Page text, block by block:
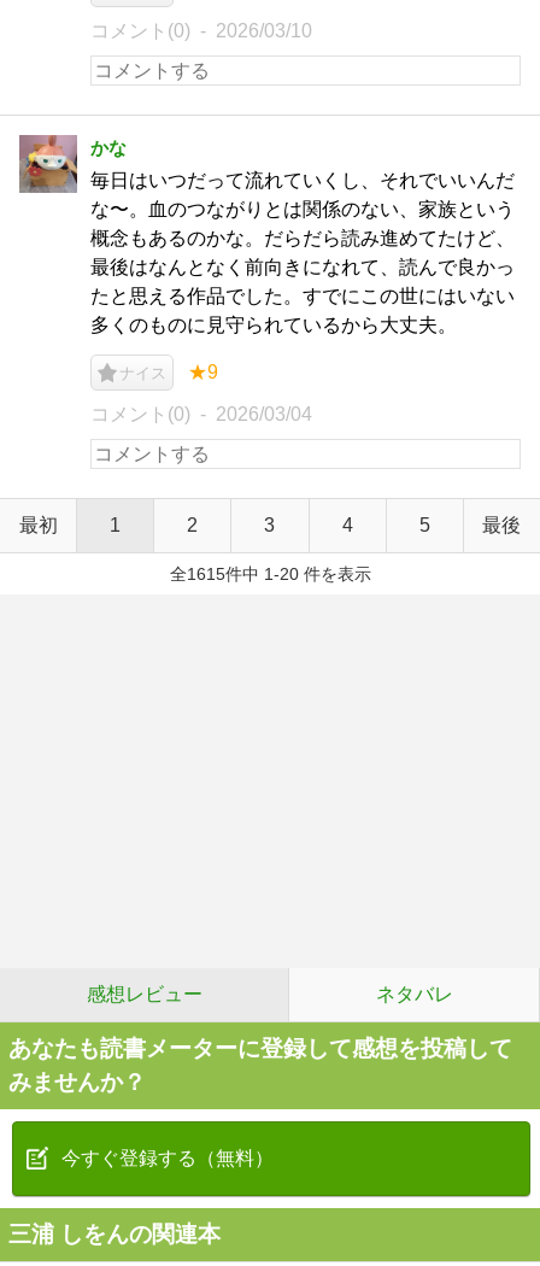
コメント(0) 2026/03/10
かな
毎日はいつだって流れていくし、それでいいんだ
な〜。血のつながりとは関係のない、家族という
概念もあるのかな。だらだら読み進めてたけど、
最後はなんとなく前向きになれて、読んで良かっ
たと思える作品でした。すでにこの世にはいない
多くのものに見守られているから大丈夫。
ナイス ★9
コメント(0) 2026/03/04
最初 1 2 3 4 5 最後
全1615件中 1-20 件を表示
感想レビュー ネタバレ
あなたも読書メーターに登録して感想を投稿して
みませんか？
今すぐ登録する（無料）
三浦 しをんの関連本